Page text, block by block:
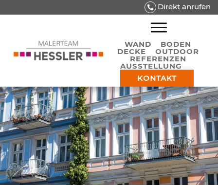
Direkt anrufen
WAND BODEN
DECKE OUTDOOR
REFERENZEN
AUSSTELLUNG
KONTAKT